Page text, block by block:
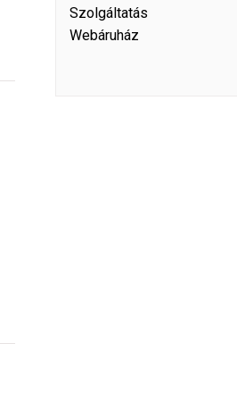
Szolgáltatás
Webáruház